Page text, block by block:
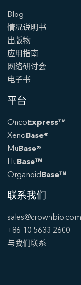
Blog
情况说明书
出版物
应用指南
网络研讨会
电子书
平台
OncoExpress™
XenoBase®
MuBase®
HuBase™
OrganoidBase™
联系我们
sales@crownbio.com
+86 10 5633 2600
与我们联系